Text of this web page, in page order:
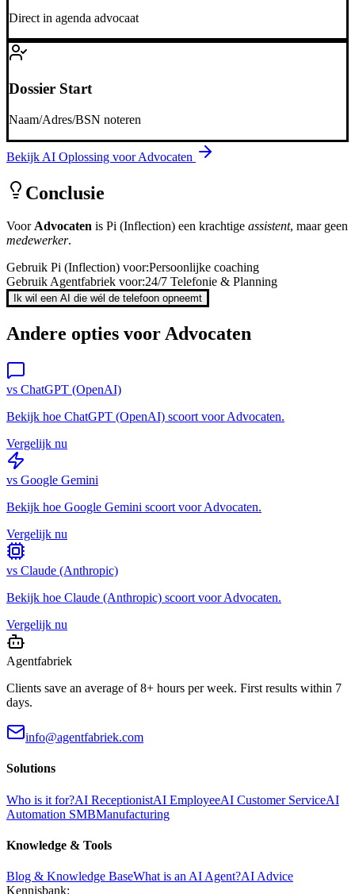
Direct in agenda advocaat
Dossier Start
Naam/Adres/BSN noteren
Bekijk AI Oplossing voorAdvocaten
Conclusie
VoorAdvocaten is Pi (Inflection) een krachtige assistent, maar geen
medewerker.
Gebruik Pi (Inflection) voor:Persoonlijke coaching
Gebruik Agentfabriek voor:24/7 Telefonie & Planning
Ik wil een AI die wél de telefoon opneemt
Andere opties voorAdvocaten
vs ChatGPT (OpenAI)
Bekijk hoe ChatGPT (OpenAI) scoort voorAdvocaten.
Vergelijk nu
vs Google Gemini
Bekijk hoe Google Gemini scoort voorAdvocaten.
Vergelijk nu
vs Claude (Anthropic)
Bekijk hoe Claude (Anthropic) scoort voorAdvocaten.
Vergelijk nu
Agentfabriek
Clients save an average of 8+ hours per week. First results within 7
days.
info@agentfabriek.com
Solutions
Who is it for?AI ReceptionistAI EmployeeAI Customer ServiceAI
Automation SMBManufacturing
Knowledge & Tools
Blog & Knowledge BaseWhat is an AI Agent?AI Advice
Kennisbank: